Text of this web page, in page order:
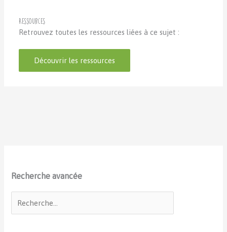
Ressources
Retrouvez toutes les ressources liées à ce sujet :
Découvrir les ressources
Recherche avancée